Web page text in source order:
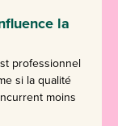
la
professionnel
si la qualité
moins